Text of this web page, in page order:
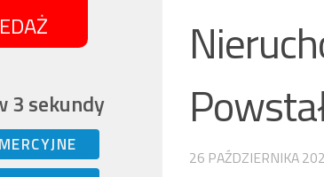
26 PAŹDZIERNIKA
3 sekundy